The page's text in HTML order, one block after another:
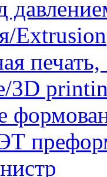
Extrusion
3D